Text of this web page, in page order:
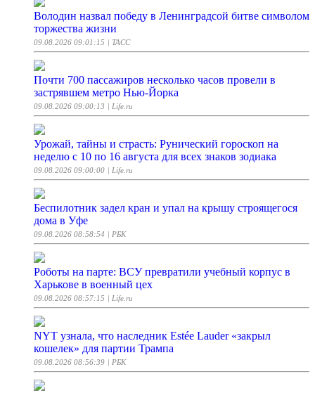
Володин назвал победу в Ленинградсой битве символом
торжества жизни
09.08.2026 09:01:15 | ТАСС
Почти 700 пассажиров несколько часов провели в
застрявшем метро Нью-Йорка
09.08.2026 09:00:13 | Life.ru
Урожай, тайны и страсть: Рунический гороскоп на
неделю с 10 по 16 августа для всех знаков зодиака
09.08.2026 09:00:00 | Life.ru
Беспилотник задел кран и упал на крышу строящегося
дома в Уфе
09.08.2026 08:58:54 | РБК
Роботы на парте: ВСУ превратили учебный корпус в
Харькове в военный цех
09.08.2026 08:57:15 | Life.ru
NYT узнала, что наследник Estée Lauder «закрыл
кошелек» для партии Трампа
09.08.2026 08:56:39 | РБК